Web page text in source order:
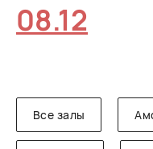
08.12
Все залы